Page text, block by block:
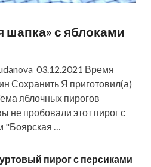
шапка» с яблоками
03.12.2021 Время
Сохранить Я приготовил(а)
яблочных пирогов
не пробовали этот пирог с
"Боярская …
пирог с персиками